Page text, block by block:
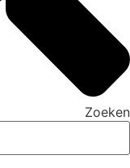
Zoeken